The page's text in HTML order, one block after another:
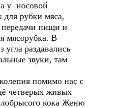
у носовой
для рубки мяса,
пищи и
мясорубка. В
раздавались
звуки, там
помимо нас с
четверых живых
кока Женю